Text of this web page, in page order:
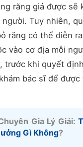
răng giả được sẽ
Tuy nhiên,
răng có thể diễn
vào cơ địa mỗi
trước khi quyết
bác sĩ để được
Gia Lý Giải:
Gì Không?